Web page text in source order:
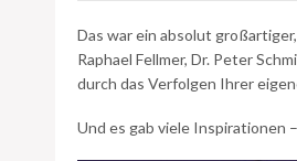
Das war ein absolut
Raphael Fellmer, Dr. Peter
durch das Verfolgen Ihrer
Und es gab viele